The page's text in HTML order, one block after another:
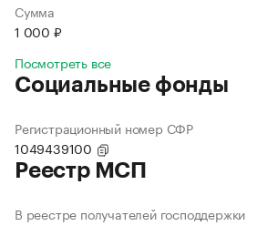
Сумма
1 000 ₽
Посмотреть все
Социальные фонды
Регистрационный номер СФР
1049439100
Реестр МСП
В реестре получателей господдержки